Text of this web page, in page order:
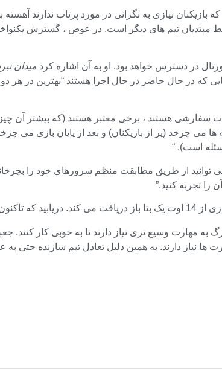
بازیکنان نیازی به نگرانی در مورد پرتاب ندارند آهسته
مبتدیان تیم های دیگر است. در عوض ، گسترش
در دسترس خواهد بود. او به آن اشاره کرد میدان نبرد
که در حال حاضر در حال اجرا هستند “بهترین در هر
هستند ، برخی معتبر هستند (که بیشتر آن
می چرخد (پر از بازیکنان) و بعد از پایان بازی می
است). “
از طریق مطابقت منظم سرورهای خود را
را تجربه کنید.”
به مهارت وسیع تری نیاز دارند تا به خوبی کار کنند.
ها نیاز دارند. به همین دلیل تعادل تیم سازنده حتی به